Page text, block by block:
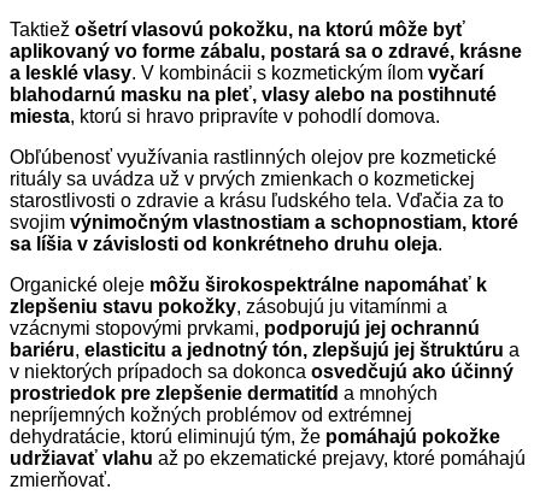
Taktiež ošetrí vlasovú pokožku, na ktorú môže byť
aplikovaný vo forme zábalu, postará sa o zdravé, krásne
a lesklé vlasy. V kombinácii s kozmetickým ílom vyčarí
blahodarnú masku na pleť, vlasy alebo na postihnuté
miesta, ktorú si hravo pripravíte v pohodlí domova.
Obľúbenosť využívania rastlinných olejov pre kozmetické
rituály sa uvádza už v prvých zmienkach o kozmetickej
starostlivosti o zdravie a krásu ľudského tela. Vďačia za to
svojim výnimočným vlastnostiam a schopnostiam, ktoré
sa líšia v závislosti od konkrétneho druhu oleja.
Organické oleje môžu širokospektrálne napomáhať k
zlepšeniu stavu pokožky, zásobujú ju vitamínmi a
vzácnymi stopovými prvkami, podporujú jej ochrannú
bariéru, elasticitu a jednotný tón, zlepšujú jej štruktúru a
v niektorých prípadoch sa dokonca osvedčujú ako účinný
prostriedok pre zlepšenie dermatitíd a mnohých
nepríjemných kožných problémov od extrémnej
dehydratácie, ktorú eliminujú tým, že pomáhajú pokožke
udržiavať vlahu až po ekzematické prejavy, ktoré pomáhajú
zmierňovať.